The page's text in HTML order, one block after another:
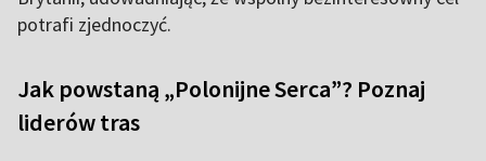
potrafi zjednoczyć.
Jak powstaną „Polonijne Serca”? Poznaj
liderów tras